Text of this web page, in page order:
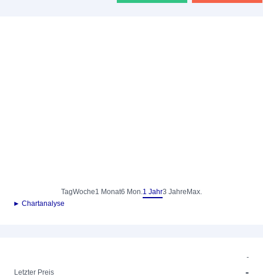
TagWoche1 Monat6 Mon.1 Jahr3 Jahre Max.
► Chartanalyse
-
Letzter Preis
-